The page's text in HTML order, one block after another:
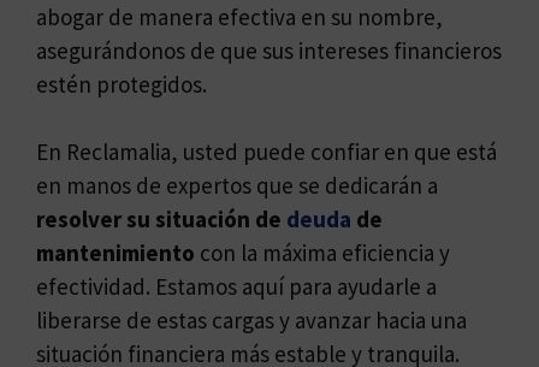
abogar de manera efectiva en su nombre,
asegurándonos de que sus intereses financieros
estén protegidos.
En Reclamalia, usted puede confiar en que está
en manos de expertos que se dedicarán a
resolver su situación de deuda de
mantenimiento con la máxima eficiencia y
efectividad. Estamos aquí para ayudarle a
liberarse de estas cargas y avanzar hacia una
situación financiera más estable y tranquila.